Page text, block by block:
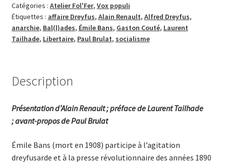
Catégories : Atelier Fol'Fer, Vox populi
Étiquettes : affaire Dreyfus, Alain Renault, Alfred Dreyfus,
anarchie, Bal(l)ades, Émile Bans, Gaston Couté, Laurent
Tailhade, Libertaire, Paul Brulat, socialisme
Description
Présentation d’Alain Renault ; préface de Laurent Tailhade
; avant-propos de Paul Brulat
Émile Bans (mort en 1908) participe à l’agitation
dreyfusarde et à la presse révolutionnaire des années 1890